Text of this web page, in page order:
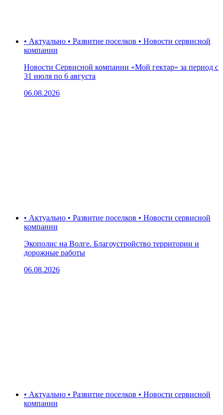
• Актуально • Развитие поселков • Новости сервисной
компании
Новости Сервисной компании «Мой гектар» за период с
31 июля по 6 августа
06.08.2026
• Актуально • Развитие поселков • Новости сервисной
компании
Экополис на Волге. Благоустройство территории и
дорожные работы
06.08.2026
• Актуально • Развитие поселков • Новости сервисной
компании